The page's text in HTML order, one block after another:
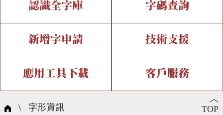
認識全字庫
全字庫介紹 全字庫現況
中文碼介紹 專有名詞介紹
國際字碼相關組織
字碼查詢
IDS查詢 部件查詢
複合查詢 注音查詢
筆畫查詢
新增字申請
新字申請處理流程
技術支援
字形即時顯示 造字解決方案
全字庫授權 轉碼Web Service
應用工具下載
個人電腦造字處理工具
客戶服務
問題集
︿
TOP
\ 字形資訊